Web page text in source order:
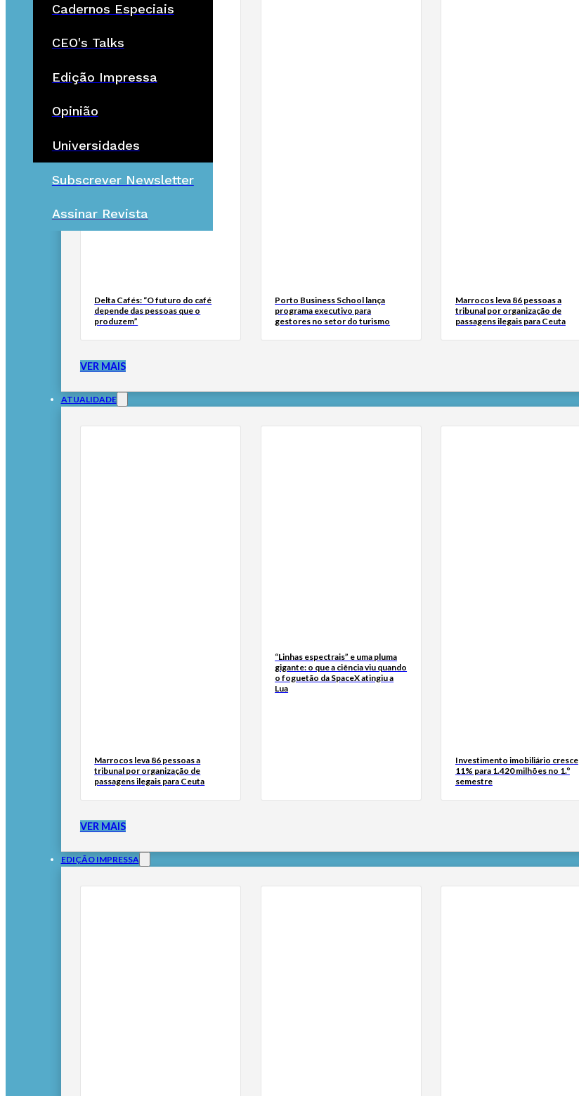
Cadernos Especiais
CEO's Talks
Edição Impressa
Opinião
Universidades
Subscrever Newsletter
Assinar Revista
Delta Cafés: “O futuro do café
depende das pessoas que o
produzem”
Porto Business School lança
programa executivo para
gestores no setor do turismo
Marrocos leva 86 pessoas a
tribunal por organização de
passagens ilegais para Ceuta
VER MAIS
ATUALIDADE
Marrocos leva 86 pessoas a
tribunal por organização de
passagens ilegais para Ceuta
“Linhas espectrais” e uma pluma
gigante: o que a ciência viu quando
o foguetão da SpaceX atingiu a
Lua
Investimento imobiliário cresce
11% para 1.420 milhões no 1.º
semestre
VER MAIS
EDIÇÃO IMPRESSA